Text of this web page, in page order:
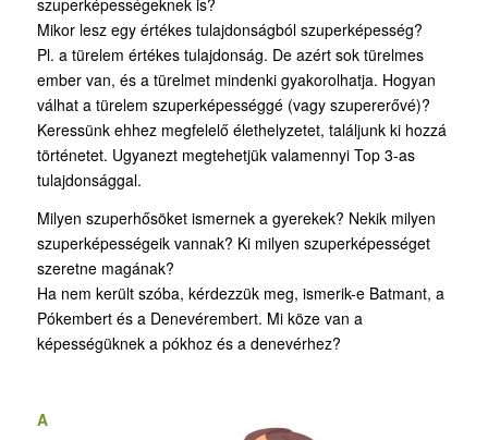
szuperképességeknek is?
Mikor lesz egy értékes tulajdonságból szuperképesség?
Pl. a türelem értékes tulajdonság. De azért sok türelmes
ember van, és a türelmet mindenki gyakorolhatja. Hogyan
válhat a türelem szuperképességgé (vagy szupererővé)?
Keressünk ehhez megfelelő élethelyzetet, találjunk ki hozzá
történetet. Ugyanezt megtehetjük valamennyi Top 3-as
tulajdonsággal.
Milyen szuperhősöket ismernek a gyerekek? Nekik milyen
szuperképességeik vannak? Ki milyen szuperképességet
szeretne magának?
Ha nem került szóba, kérdezzük meg, ismerik-e Batmant, a
Pókembert és a Denevérembert. Mi köze van a
képességüknek a pókhoz és a denevérhez?
A